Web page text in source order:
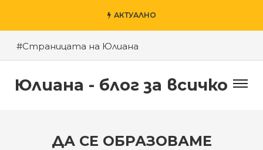
АКТУАЛНО
#Страницата на Юлиана
#Късното шоу на Денис и приятели
#За гроба на Левски
Юлиана - блог за всичко
ДА СЕ ОБРАЗОВАМЕ